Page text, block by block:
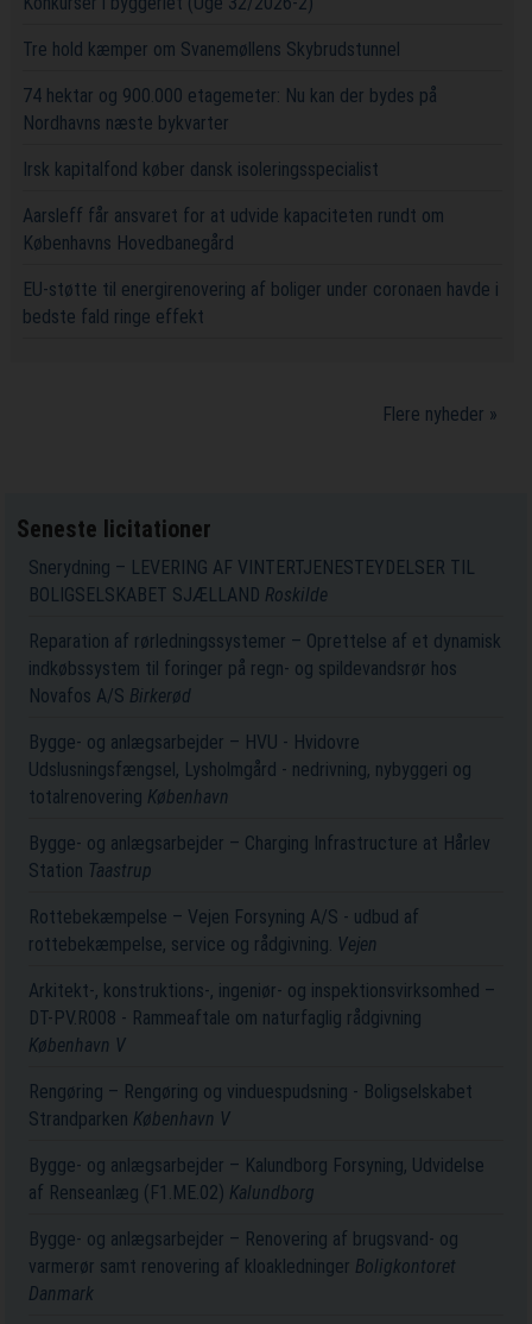
Tre hold kæmper om Svanemøllens Skybrudstunnel
74 hektar og 900.000 etagemeter: Nu kan der bydes på
Nordhavns næste bykvarter
Irsk kapitalfond køber dansk isoleringsspecialist
Aarsleff får ansvaret for at udvide kapaciteten rundt om
Københavns Hovedbanegård
EU-støtte til energirenovering af boliger under coronaen havde i
bedste fald ringe effekt
Flere nyheder »
Seneste licitationer
Snerydning – LEVERING AF VINTERTJENESTEYDELSER TIL
BOLIGSELSKABET SJÆLLAND Roskilde
Reparation af rørledningssystemer – Oprettelse af et dynamisk
indkøbssystem til foringer på regn- og spildevandsrør hos
Novafos A/S Birkerød
Bygge- og anlægsarbejder – HVU - Hvidovre
Udslusningsfængsel, Lysholmgård - nedrivning, nybyggeri og
totalrenovering København
Bygge- og anlægsarbejder – Charging Infrastructure at Hårlev
Station Taastrup
Rottebekæmpelse – Vejen Forsyning A/S - udbud af
rottebekæmpelse, service og rådgivning. Vejen
Arkitekt-, konstruktions-, ingeniør- og inspektionsvirksomhed –
DT-PV.R008 - Rammeaftale om naturfaglig rådgivning
København V
Rengøring – Rengøring og vinduespudsning - Boligselskabet
Strandparken København V
Bygge- og anlægsarbejder – Kalundborg Forsyning, Udvidelse
af Renseanlæg (F1.ME.02) Kalundborg
Bygge- og anlægsarbejder – Renovering af brugsvand- og
varmerør samt renovering af kloakledninger Boligkontoret
Danmark